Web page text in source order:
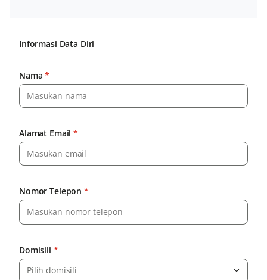
Informasi Data Diri
Nama *
Alamat Email *
Nomor Telepon *
Domisili *
Pilih domisili